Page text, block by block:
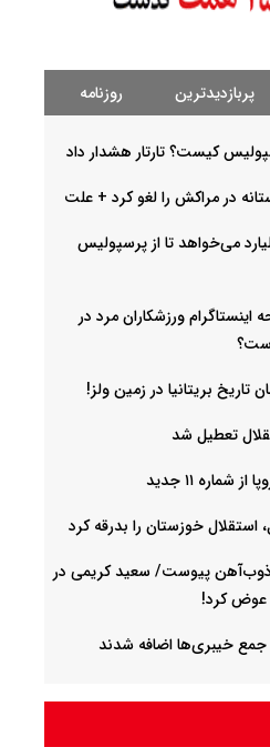
پربازدیدترین روزنامه
کیست؟ تارتار هشدار داد
در مراکش را لغو کرد + علت
۹۰ میلیارد می‌خواهد تا از پرسپولیس
ورزشکاران مرد در
تاریخ بریتانیا در زمین ولز!
تعطیل شد
شماره ۱۱ جدید
استقلال خوزستان را بدرقه کرد
ذوب‌آهن پیوست/ سعید کریمی در
عوض کرد!